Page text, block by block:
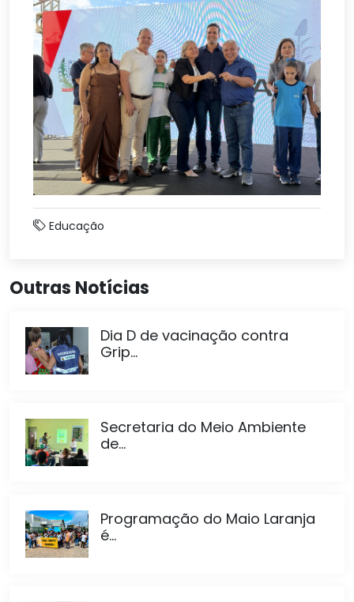
Educação
Outras Notícias
Dia D de vacinação contra
Grip...
Secretaria do Meio Ambiente
de...
Programação do Maio Laranja
é...